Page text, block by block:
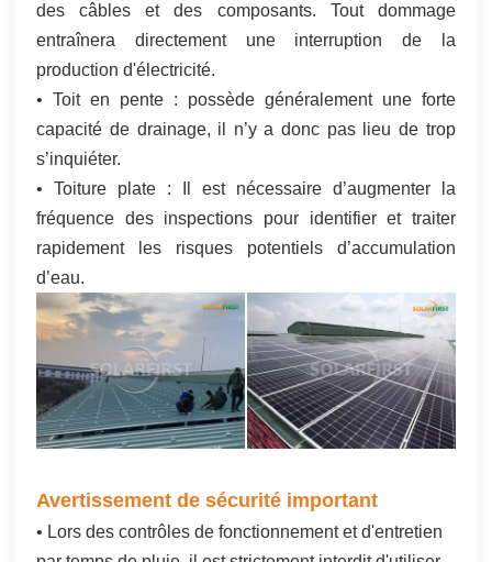
des câbles et des composants. Tout dommage
entraînera directement une interruption de la
production d'électricité.
• Toit en pente : possède généralement une forte
capacité de drainage, il n’y a donc pas lieu de trop
s’inquiéter.
• Toiture plate : Il est nécessaire d’augmenter la
fréquence des inspections pour identifier et traiter
rapidement les risques potentiels d’accumulation
d’eau.
Avertissement de sécurité important
• Lors des contrôles de fonctionnement et d'entretien